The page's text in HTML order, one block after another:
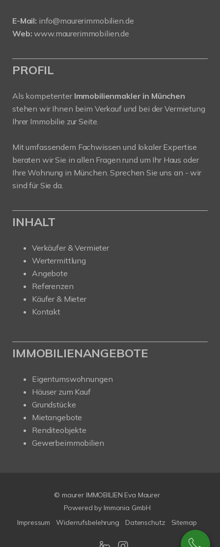
E-Mail: info@maurerimmobilien.de
Web: www.maurerimmobilien.de
PROFIL
Als kompetenter Immobilienmakler in München
stehen wir Ihnen beim Verkauf und bei der Vermietung
Ihrer Immobilie zur Seite.
Mit umfassendem Fachwissen und lokaler Expertise
beraten wir Sie in allen Fragen rund um Ihr Haus oder
Ihre Wohnung in München. Sprechen Sie uns an - wir
sind für Sie da.
INHALT
Verkäufer & Vermieter
Wertermittlung
Angebote
Referenzen
Käufer & Mieter
Kontakt
IMMOBILIENANGEBOTE
Eigentumswohnungen
Häuser zum Kauf
Grundstücke
Mietangebote
Renditeobjekte
Gewerbeimmobilien
© maurer IMMOBILIEN Eva Maurer
Powered by Immonia GmbH
Impressum
Widerrufsbelehrung Datenschutz Sitemap